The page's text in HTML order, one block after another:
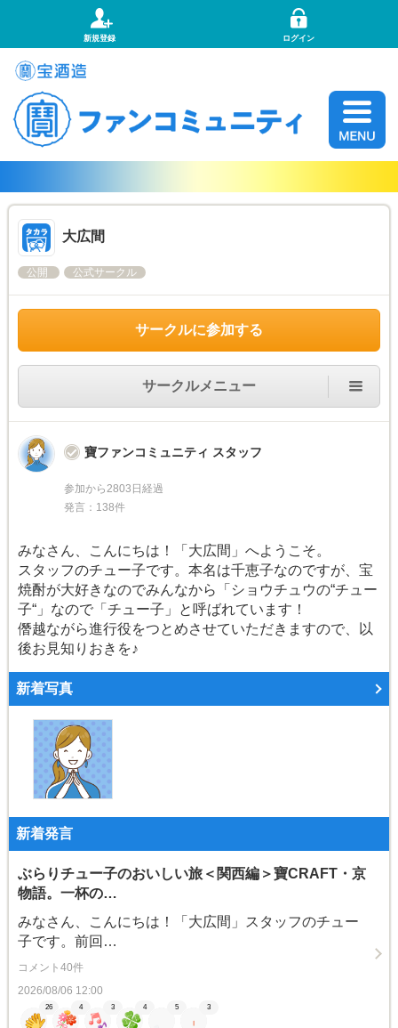
新規登録 ログイン
大広間
公開 公式サークル
サークルに参加する
サークルメニュー
寶ファンコミュニティ スタッフ
参加から2803日経過
発言：138件
みなさん、こんにちは！「大広間」へようこそ。
スタッフのチュー子です。本名は千恵子なのですが、宝
焼酎が大好きなのでみんなから「ショウチュウの“チュー
子“」なので「チュー子」と呼ばれています！
僭越ながら進行役をつとめさせていただきますので、以
後お見知りおきを♪
新着写真
新着発言
ぶらりチュー子のおいしい旅＜関西編＞寶CRAFT・京
物語。一杯の…
みなさん、こんにちは！「大広間」スタッフのチュー
子です。前回…
コメント40件
2026/08/06 12:00
26 4 3 4 5 3